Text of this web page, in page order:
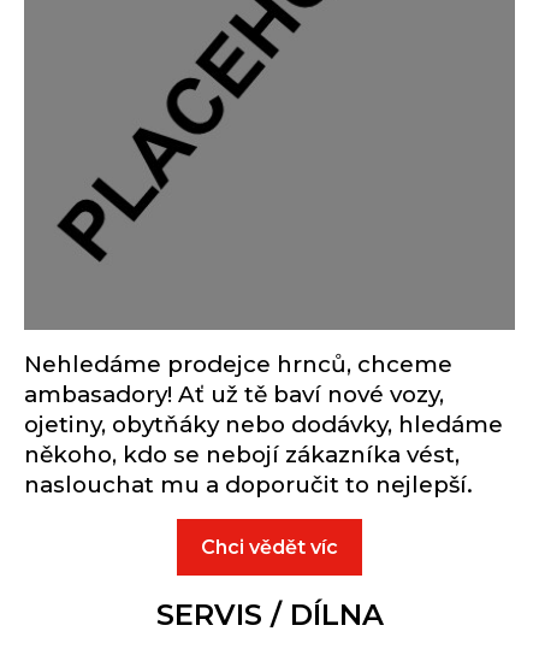
Nehledáme prodejce hrnců, chceme
ambasadory! Ať už tě baví nové vozy,
ojetiny, obytňáky nebo dodávky, hledáme
někoho, kdo se nebojí zákazníka vést,
naslouchat mu a doporučit to nejlepší.
Chci vědět víc
SERVIS / DÍLNA